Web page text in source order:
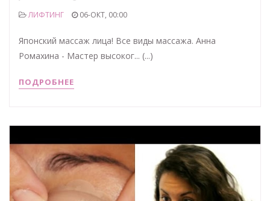
ЛИФТИНГ 06-ОКТ, 00:00
Японский массаж лица! Все виды массажа. Анна
Ромахина - Мастер высоког... (...)
ПОДРОБНЕЕ